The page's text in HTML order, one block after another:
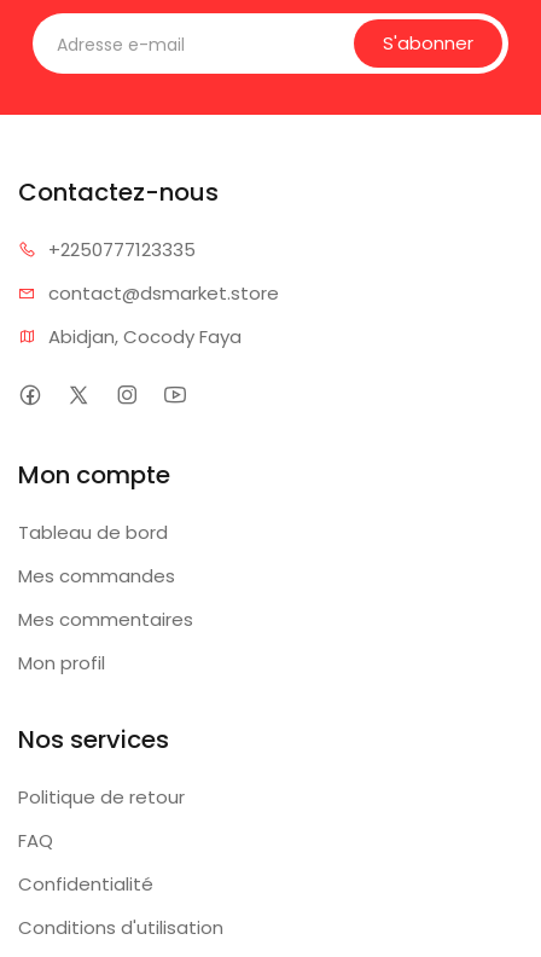
S'abonner
Contactez-nous
+2250777123335
contact@dsmarket.store
Abidjan, Cocody Faya
Mon compte
Tableau de bord
Mes commandes
Mes commentaires
Mon profil
Nos services
Politique de retour
FAQ
Confidentialité
Conditions d'utilisation